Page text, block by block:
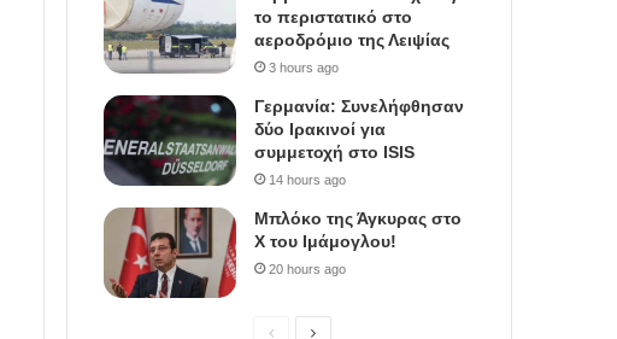
το περιστατικό στο
αεροδρόμιο της Λειψίας
3 hours ago
Γερμανία: Συνελήφθησαν
δύο Ιρακινοί για
συμμετοχή στο ISIS
14 hours ago
Μπλόκο της Άγκυρας στο
X του Ιμάμογλου!
20 hours ago